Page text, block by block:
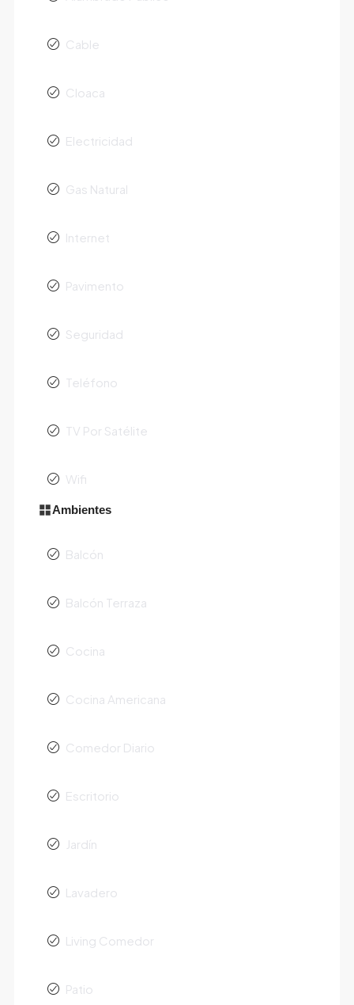
Cable
Cloaca
Electricidad
Gas Natural
Internet
Pavimento
Seguridad
Teléfono
TV Por Satélite
Wifi
Ambientes
Balcón
Balcón Terraza
Cocina
Cocina Americana
Comedor Diario
Escritorio
Jardín
Lavadero
Living Comedor
Patio